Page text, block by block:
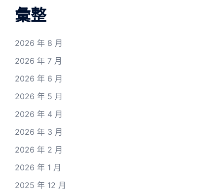
彙整
2026 年 8 月
2026 年 7 月
2026 年 6 月
2026 年 5 月
2026 年 4 月
2026 年 3 月
2026 年 2 月
2026 年 1 月
2025 年 12 月